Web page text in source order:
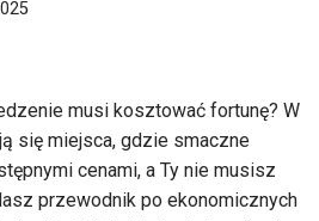
musi kosztować fortunę? W
się miejsca, gdzie smaczne
cenami, a Ty nie musisz
przewodnik po ekonomicznych